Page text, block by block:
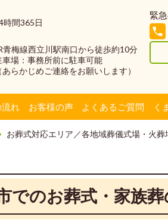
時間365日
青梅線西立川駅南口から徒歩約10分
車場：事務所前に駐車可能
あらかじめご連絡をお願いします）
緊
れ お客様の声 よくあるご質問 く
お葬式対応エリア／各地域葬儀式場・火葬
でのお葬式・家族